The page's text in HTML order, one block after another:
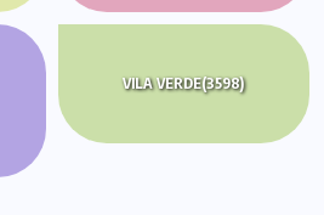
VILA VERDE(3598)